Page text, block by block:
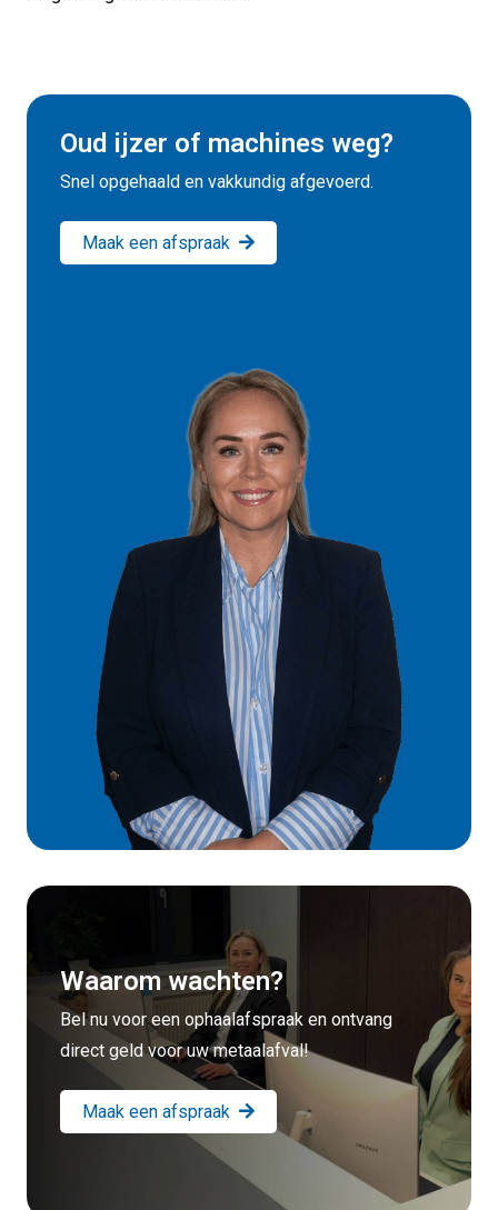
Oud ijzer of machines weg?
Snel opgehaald en vakkundig afgevoerd.
Maak een afspraak
Waarom wachten?
Bel nu voor een ophaalafspraak en ontvang
direct geld voor uw metaalafval!
Maak een afspraak